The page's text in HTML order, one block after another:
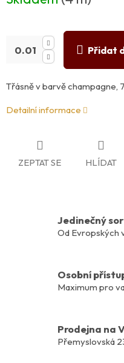
Přidat
Třásně v barvě champagne,
Detailní informace
ZEPTAT SE HLÍDAT
Jedinečný
Od Evropských
Osobní
Maximum pro
Prodejna na
Přemyslovská